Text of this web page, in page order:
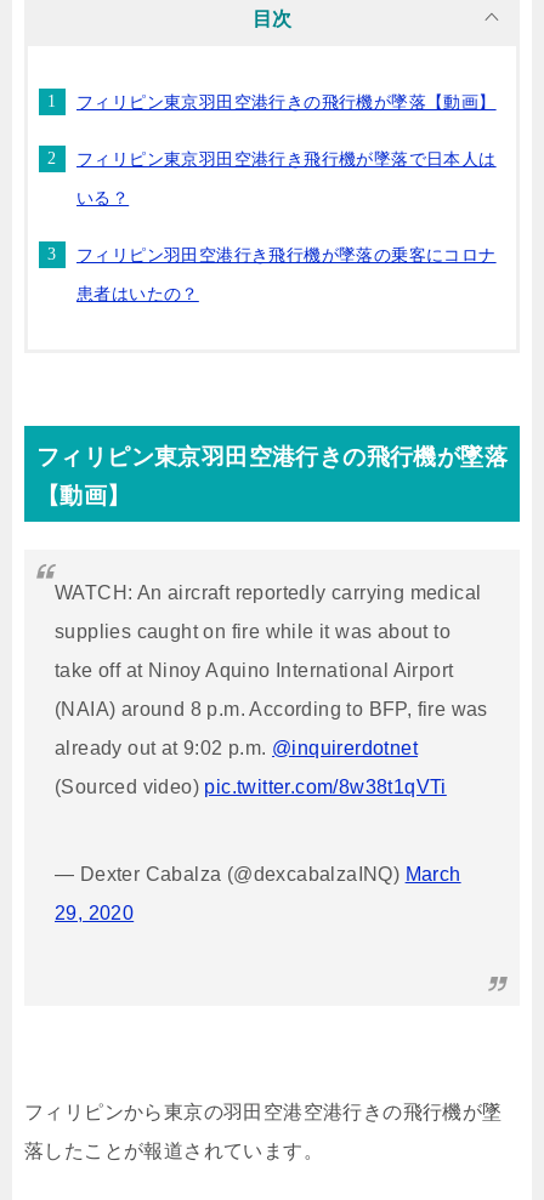
目次
フィリピン東京羽田空港行きの飛行機が墜落【動画】
フィリピン東京羽田空港行き飛行機が墜落で日本人は
いる？
フィリピン羽田空港行き飛行機が墜落の乗客にコロナ
患者はいたの？
フィリピン東京羽田空港行きの飛行機が墜落
【動画】
WATCH: An aircraft reportedly carrying medical
supplies caught on fire while it was about to
take off at Ninoy Aquino International Airport
(NAIA) around 8 p.m. According to BFP, fire was
already out at 9:02 p.m. @inquirerdotnet
(Sourced video) pic.twitter.com/8w38t1qVTi
— Dexter Cabalza (@dexcabalzaINQ) March
29, 2020
フィリピンから東京の羽田空港空港行きの飛行機が墜
落したことが報道されています。